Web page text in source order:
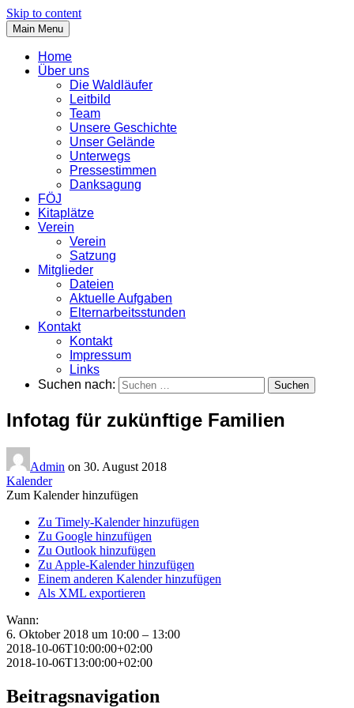
Skip to content
Main Menu
Home
Über uns
Die Waldläufer
Leitbild
Team
Unsere Geschichte
Unser Gelände
Unterwegs
Pressestimmen
Danksagung
FÖJ
Kitaplätze
Verein
Verein
Satzung
Mitglieder
Dateien
Aktuelle Aufgaben
Elternarbeitsstunden
Kontakt
Kontakt
Impressum
Links
Suchen nach:
Infotag für zukünftige Familien
Admin on 30. August 2018
Kalender
Zum Kalender hinzufügen
Zu Timely-Kalender hinzufügen
Zu Google hinzufügen
Zu Outlook hinzufügen
Zu Apple-Kalender hinzufügen
Einem anderen Kalender hinzufügen
Als XML exportieren
Wann:
6. Oktober 2018 um 10:00 – 13:00
2018-10-06T10:00:00+02:00
2018-10-06T13:00:00+02:00
Beitragsnavigation